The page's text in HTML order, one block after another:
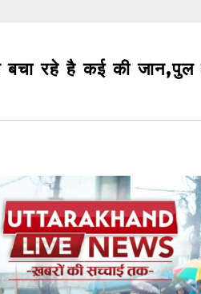
रहे है कई की जान,पुल